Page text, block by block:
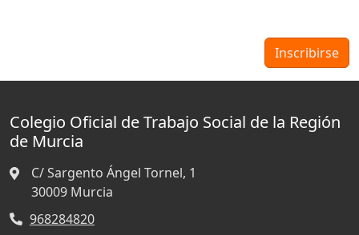
Colegio Oficial de Trabajo Social de la Región
de Murcia
C/ Sargento Ángel Tornel, 1
30009 Murcia
968284820